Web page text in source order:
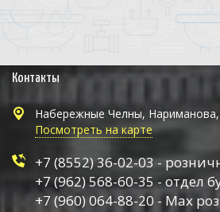
Контакты
Набережные Челны,
Посмотреть на карте
+7 (8552) 36-02-03 -
+7 (962) 568-60-35 - отдел
+7 (960) 064-88-20 - Max